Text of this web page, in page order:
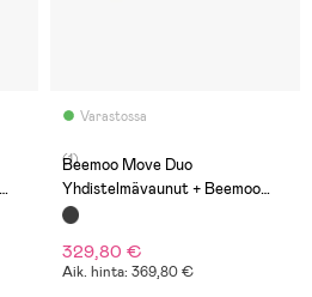
Varastossa
(1)
Beemoo Move Duo
Yhdistelmävaunut + Beemoo
Route i-Size Turvakaukalo,
329,80 €
Aik. hinta: 369,80 €